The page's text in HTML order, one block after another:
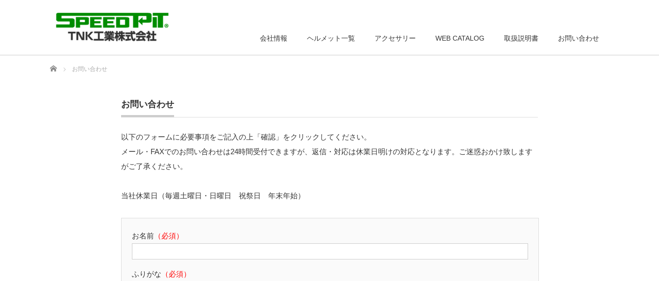
会社情報 ヘルメット一覧 アクセサリー WEB CATALOG 取扱説明書 お問い合わせ
Home お問い合わせ
お問い合わせ
以下のフォームに必要事項をご記入の上「確認」をクリックしてください。
メール・FAXでのお問い合わせは24時間受付できますが、返信・対応は休業日明けの対応となります。ご迷惑おかけ致します
がご了承ください。
当社休業日（毎週土曜日・日曜日 祝祭日 年末年始）
お名前 （必須）
ふりがな （必須）